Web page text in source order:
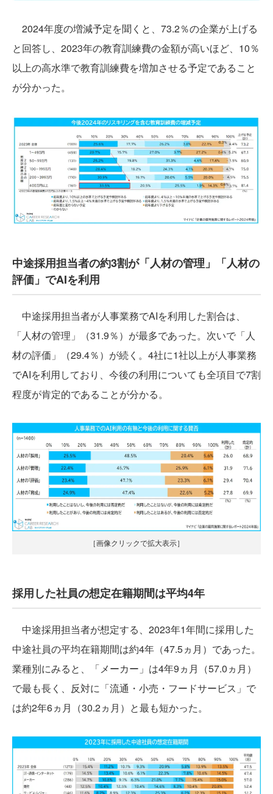
2024年度の増減予定を聞くと、73.2％の企業が上げる
と回答し、2023年の教育訓練費の金額が高いほど、10％
以上の高水準で教育訓練費を増加させる予定であること
が分かった。
中途採用担当者の約3割が「人材の管理」「人材の
評価」でAIを利用
中途採用担当者が人事業務でAIを利用した割合は、
「人材の管理」（31.9％）が最多であった。次いで「人
材の評価」（29.4％）が続く。4社に1社以上が人事業務
でAIを利用しており、今後の利用についても全項目で7割
程度が肯定的であることが分かる。
［画像クリックで拡大表示］
採用した社員の想定在籍期間は平均4年
中途採用担当者が想定する、2023年1年間に採用した
中途社員の平均在籍期間は約4年（47.5ヵ月）であった。
業種別にみると、「メーカー」は4年9ヵ月（57.0ヵ月）
で最も長く、反対に「流通・小売・フードサービス」で
は約2年6ヵ月（30.2ヵ月）と最も短かった。